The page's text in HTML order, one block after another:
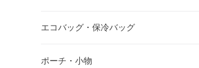
エコバッグ・保冷バッグ
ポーチ・小物